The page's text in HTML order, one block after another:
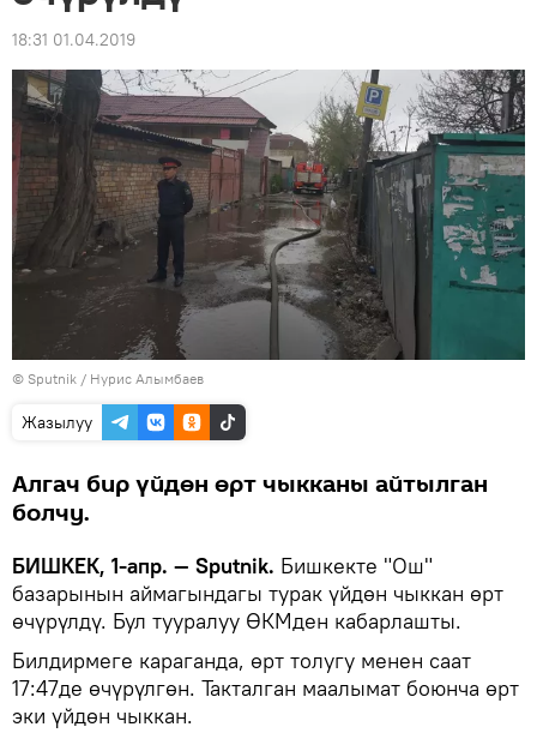
18:31 01.04.2019
© Sputnik / Нурис Алымбаев
Жазылуу
Алгач бир үйдөн өрт чыкканы айтылган
болчу.
БИШКЕК, 1-апр. — Sputnik. Бишкекте "Ош"
базарынын аймагындагы турак үйдөн чыккан өрт
өчүрүлдү. Бул тууралуу ӨКМден кабарлашты.
Билдирмеге караганда, өрт толугу менен саат
17:47де өчүрүлгөн. Такталган маалымат боюнча өрт
эки үйдөн чыккан.